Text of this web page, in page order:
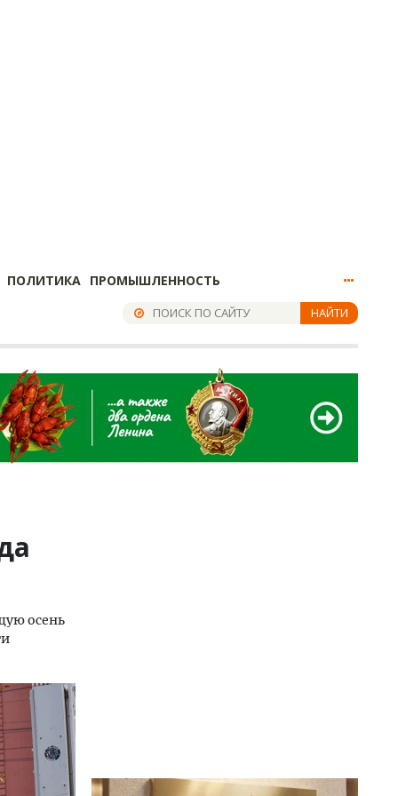
ПОЛИТИКА ПРОМЫШЛЕННОСТЬ
НАЙТИ
осень